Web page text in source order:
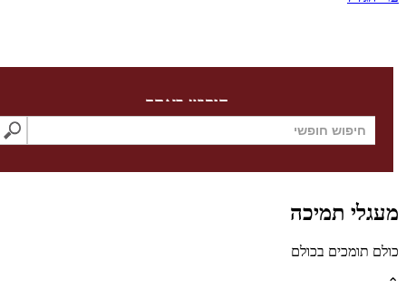
חיפוש באתר
תמיכה
בכולם